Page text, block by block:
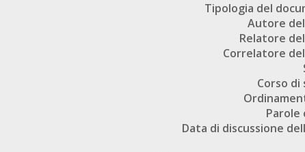
Tipologia del
Autore
Relatore
Correlatore
Corso di
Parole
Data di discussione